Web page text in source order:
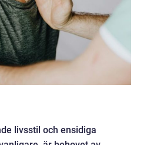
livsstil och ensidiga